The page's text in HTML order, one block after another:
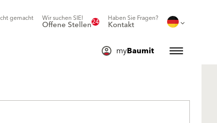
gemacht Wir suchen SIE!
Offene Stellen24 Haben Sie Fragen?
Kontakt
myBaumit